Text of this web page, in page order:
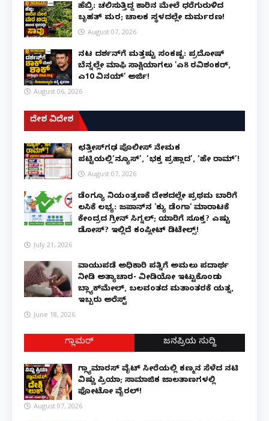
ಹೆಬ್ರಿ: ಚಲಿಸುತ್ತಿದ್ದ ಕಾರಿನ ಮೇಲೆ ಧರೆಗುರುಳಿದ
ಬೃಹತ್ ಮರ; ಚಾಲಕ ಸ್ಥಳದಲ್ಲೇ ದುರ್ಮರಣ!
August 07, 2026
ನಟ ದರ್ಶನ್‌ಗೆ ಮತ್ತಷ್ಟು ಸಂಕಷ್ಟ: ಪ್ರದೋಷ್
ಬೆನ್ನಲ್ಲೇ ಮಾಫಿ ಸಾಕ್ಷಿಯಾಗಲು 'ಎ8 ರವಿಶಂಕರ್,
ಎ10 ವಿನಯ್' ಅರ್ಜಿ!
August 06, 2026
ದೇಶ ವಿದೇಶ
ಛತ್ತೀಸ್‌ಗಢ ಪೊಲೀಸ್ ನೇಮಕ
ಪಟ್ಟಿಯಲ್ಲಿ‘ನ್ಯೂಸ್’, ‘ಭಕ್ತ ಪ್ರಹ್ಲಾದ’, ‘ಹೇ ರಾಮ್’!
August 07, 2026
ಡೆಂಗ್ಯೂ ನಿಯಂತ್ರಣಕ್ಕೆ ದೇಶದಲ್ಲೇ ಪ್ರಥಮ ಬಾರಿಗೆ
ಲಸಿಕೆ ಲಭ್ಯ: ಜಪಾನ್‌ನ 'ಕ್ಯು ಡೆಂಗಾ' ಮಾರಾಟಕ್ಕೆ
ಕೇಂದ್ರದ ಗ್ರೀನ್ ಸಿಗ್ನಲ್; ಯಾರಿಗೆ ಸೂಕ್ತ? ಎಷ್ಟು
ಡೋಸ್? ಇಲ್ಲಿದೆ ಕಂಪ್ಲೀಟ್ ಡಿಟೇಲ್ಸ್!
July 21, 2026
ವಾಯುಪಡೆ ಅಧಿಕಾರಿ ಪತ್ನಿಗೆ ಅಮಲು ಪದಾರ್ಥ
ನೀಡಿ ಅತ್ಯಾಚಾರ- ವೀಡಿಯೋ ಇಟ್ಟುಕೊಂಡು
ಬ್ಲ್ಯಾಕ್‌ಮೇಲ್, ಬಲವಂತದ ಮತಾಂತರಕ್ಕೆ ಯತ್ನ,
ಇಬ್ಬರು ಅರೆಸ್ಟ್
June 18, 2026
ಗ್ಲಾಮರ್ ಜನಪ್ರಿಯ ಸುದ್ದಿ
ಗ್ಲ್ಯಾಮಾರಸ್ ವೈಟ್‌ ಸೀರೆಯಲ್ಲಿ ಕಣ್ಮನ ಸೆಳೆದ ನಟಿ
ವಿಷ್ಣು ಪ್ರಿಯಾ; ಸಾಮಾಜಿಕ ಜಾಲತಾಣಗಳಲ್ಲಿ
ಫೋಟೋ ವೈರಲ್!
August 07, 2026